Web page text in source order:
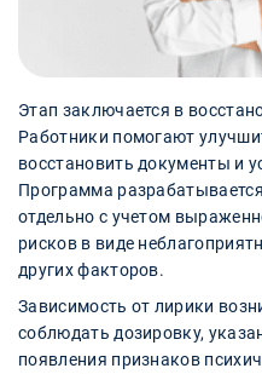
Этап заключается в
Работники помогают
восстановить документы и
Программа
отдельно с учетом
рисков в виде
других факторов.
Зависимость от лирики
соблюдать дозировку,
появления признаков